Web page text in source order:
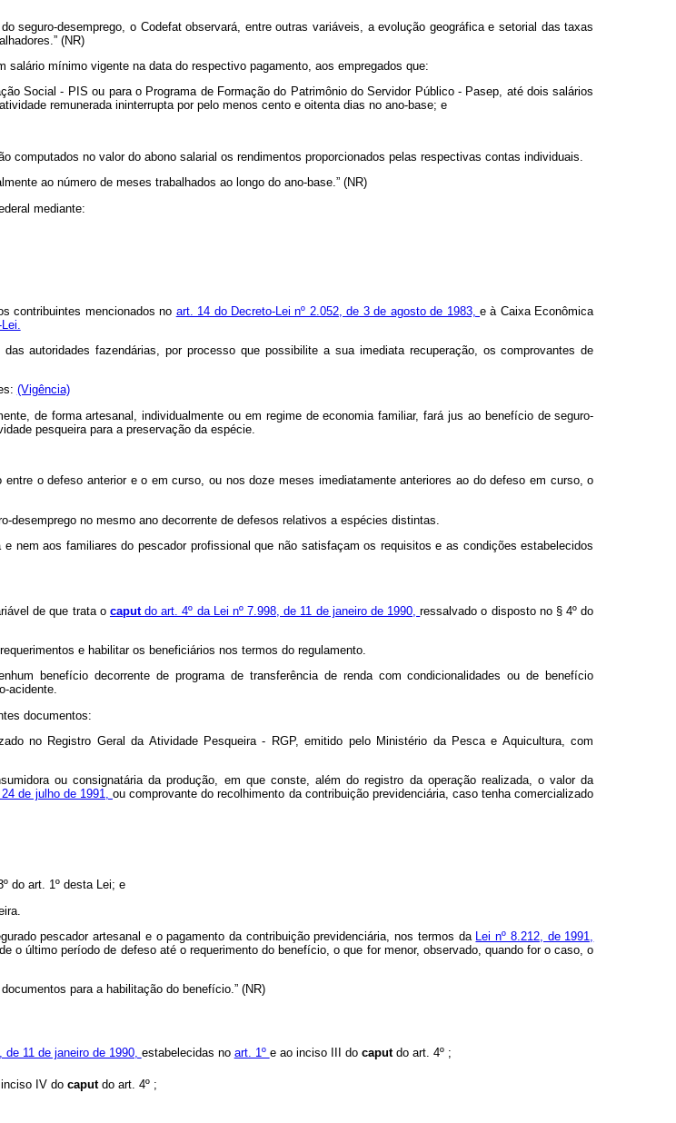
seguro-desemprego, o Codefat observará, entre outras variáveis, a evolução geográfica e setorial das taxas
(NR)
mínimo vigente na data do respectivo pagamento, aos empregados que:
Social - PIS ou para o Programa de Formação do Patrimônio do Servidor Público - Pasep, até dois salários
remunerada ininterrupta por pelo menos cento e oitenta dias no ano-base; e
computados no valor do abono salarial os rendimentos proporcionados pelas respectivas contas individuais.
ao número de meses trabalhados ao longo do ano-base.” (NR)
mediante:
contribuintes mencionados no art. 14 do Decreto-Lei nº 2.052, de 3 de agosto de 1983,e à Caixa Econômica
autoridades fazendárias, por processo que possibilite a sua imediata recuperação, os comprovantes de
(Vigência)
de forma artesanal, individualmente ou em regime de economia familiar, fará jus ao benefício de seguro-
pesqueira para a preservação da espécie.
o defeso anterior e o em curso, ou nos doze meses imediatamente anteriores ao do defeso em curso, o
no mesmo ano decorrente de defesos relativos a espécies distintas.
nem aos familiares do pescador profissional que não satisfaçam os requisitos e as condições estabelecidos
de que trata o caputdo art. 4º da Lei nº 7.998, de 11 de janeiro de 1990,ressalvado o disposto no § 4º do
e habilitar os beneficiários nos termos do regulamento.
benefício decorrente de programa de transferência de renda com condicionalidades ou de benefício
acidente.
documentos:
no Registro Geral da Atividade Pesqueira - RGP, emitido pelo Ministério da Pesca e Aquicultura, com
ou consignatária da produção, em que conste, além do registro da operação realizada, o valor da
de julho de 1991, ou comprovante do recolhimento da contribuição previdenciária, caso tenha comercializado
do art. 1º desta Lei; e
pescador artesanal e o pagamento da contribuição previdenciária, nos termos da Lei nº 8.212, de 1991,
o último período de defeso até o requerimento do benefício, o que for menor, observado, quando for o caso, o
para a habilitação do benefício.” (NR)
de 11 de janeiro de 1990, estabelecidas no art. 1º e ao inciso III do caput do art. 4º ;
IV do caput do art. 4º ;